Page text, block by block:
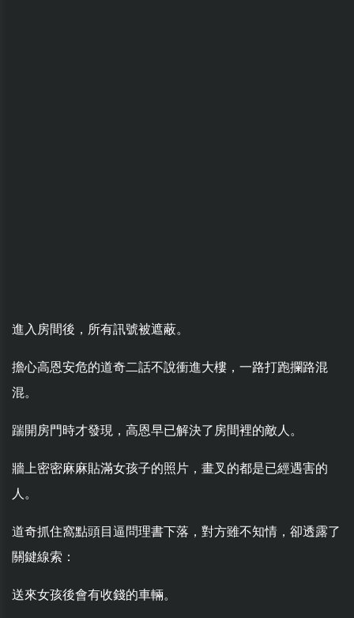
進入房間後，所有訊號被遮蔽。
擔心高恩安危的道奇二話不說衝進大樓，一路打跑攔路混
混。
踹開房門時才發現，高恩早已解決了房間裡的敵人。
牆上密密麻麻貼滿女孩子的照片，畫叉的都是已經遇害的
人。
道奇抓住窩點頭目逼問理書下落，對方雖不知情，卻透露了
關鍵線索：
送來女孩後會有收錢的車輛。